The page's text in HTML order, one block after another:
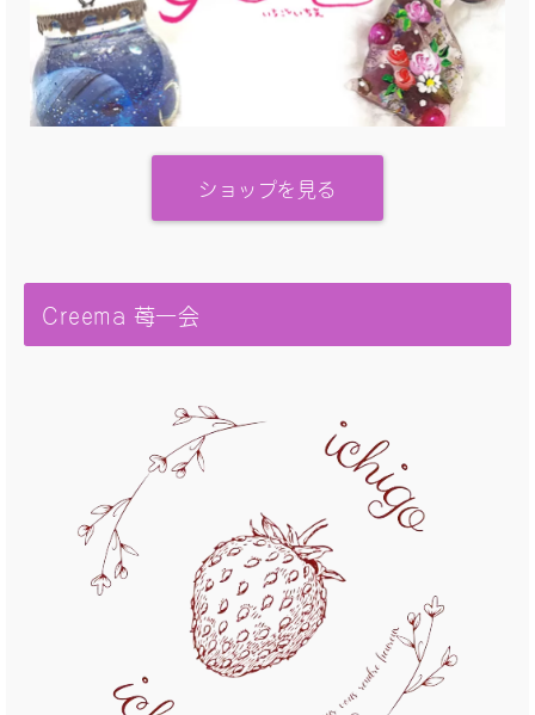
ショップを見る
Creema 苺一会